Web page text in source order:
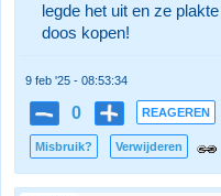
legde het uit en ze
doos kopen!
9 feb '25 - 08:53:34
0 REAGEREN
Misbruik? Verwijderen